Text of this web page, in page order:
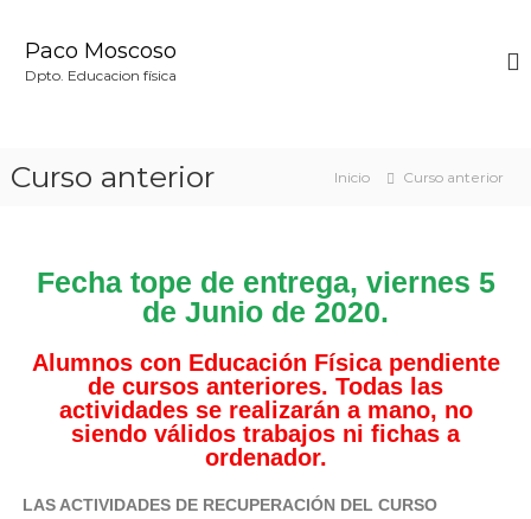
Paco Moscoso
Dpto. Educacion física
Curso anterior Inicio Curso anterior
Fecha tope de entrega, viernes 5
de Junio de 2020.
Alumnos con Educación Física pendiente
de cursos anteriores. Todas las
actividades se realizarán a mano, no
siendo válidos trabajos ni fichas a
ordenador.
LAS ACTIVIDADES DE RECUPERACIÓN DEL CURSO